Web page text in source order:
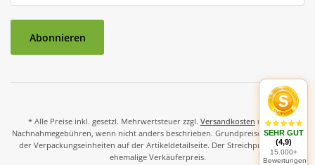
Abonnieren
* Alle Preise inkl. gesetzl. Mehrwertsteuer zzgl. Versandkosten und ggf.
Nachnahmegebühren, wenn nicht anders beschrieben. Grundpreise und Preise
der Verpackungseinheiten auf der Artikeldetailseite. Der Streichpreis ist der
ehemalige Verkäuferpreis.
SEHR GUT
(4,9)
15.000+
Bewertungen